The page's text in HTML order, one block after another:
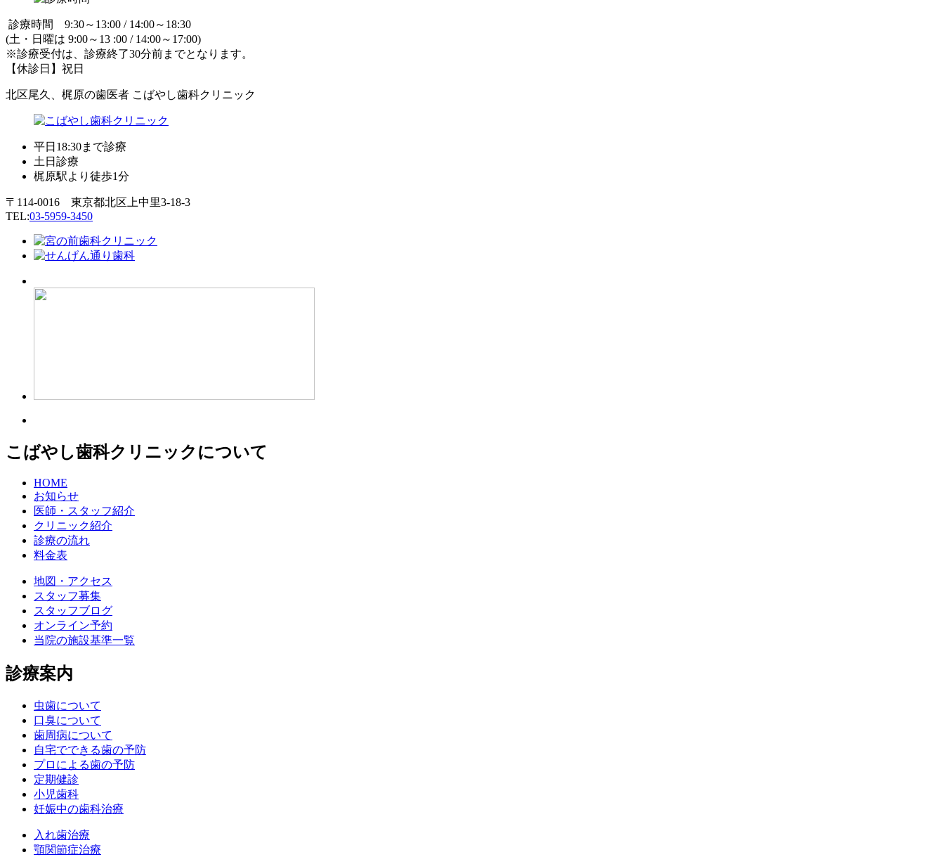
診療時間 9:30～13:00 / 14:00～18:30
(土・日曜は 9:00～13 :00 / 14:00～17:00)
※診療受付は、診療終了30分前までとなります。
【休診日】祝日
北区尾久、梶原の歯医者 こばやし歯科クリニック
平日18:30まで診療
土日診療
梶原駅より徒歩1分
〒114-0016 東京都北区上中里3-18-3
TEL:03-5959-3450
こばやし歯科クリニックについて
HOME
お知らせ
医師・スタッフ紹介
クリニック紹介
診療の流れ
料金表
地図・アクセス
スタッフ募集
スタッフブログ
オンライン予約
当院の施設基準一覧
診療案内
虫歯について
口臭について
歯周病について
自宅でできる歯の予防
プロによる歯の予防
定期健診
小児歯科
妊娠中の歯科治療
入れ歯治療
顎関節症治療